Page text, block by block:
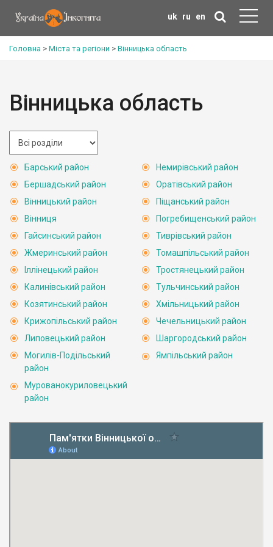
uk ru en
Головна > Міста та регіони > Вінницька область
Вінницька область
Барський район
Бершадський район
Вінницький район
Вінниця
Гайсинський район
Жмеринський район
Іллінецький район
Калинівський район
Козятинський район
Крижопільський район
Липовецький район
Могилів-Подільський
район
Мурованокуриловецький
район
Немирівський район
Оратівський район
Піщанський район
Погребищенський район
Тиврівський район
Томашпільський район
Тростянецький район
Тульчинський район
Хмільницький район
Чечельницький район
Шаргородський район
Ямпільський район